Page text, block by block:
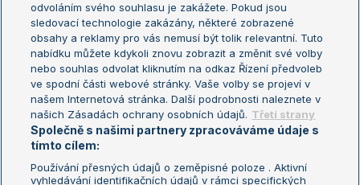
Turnaj mistrů
Turnaj mistryň
Aktualní trendy
Fotbalové přestupy
Livesport Daily
LS Prague Open
odvoláním svého souhlasu je zakážete. Pokud jsou
sledovací technologie zakázány, některé zobrazené
obsahy a reklamy pro vás nemusí být tolik relevantní. Tuto
nabídku můžete kdykoli znovu zobrazit a změnit své volby
nebo souhlas odvolat kliknutím na odkaz Řízení předvoleb
ve spodní části webové stránky. Vaše volby se projeví v
našem Internetová stránka. Další podrobnosti naleznete v
našich Zásadách ochrany osobních údajů. Třetí strany
Společně s našimi partnery zpracováváme údaje s
tímto cílem:
Používání přesných údajů o zeměpisné poloze . Aktivní
vyhledávání identifikačních údajů v rámci specifických